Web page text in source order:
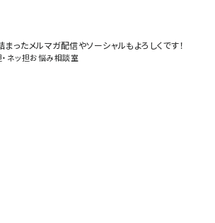
ったメルマガ配信やソーシャルもよろしくです！
・ ネッ担お悩み相談室